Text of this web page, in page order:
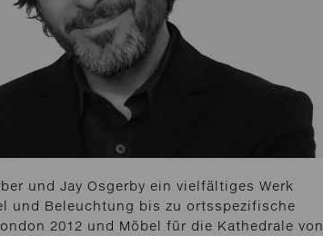
und Jay Osgerby ein vielfältiges Werk
und Beleuchtung bis zu ortsspezifische
2012 und Möbel für die Kathedrale von